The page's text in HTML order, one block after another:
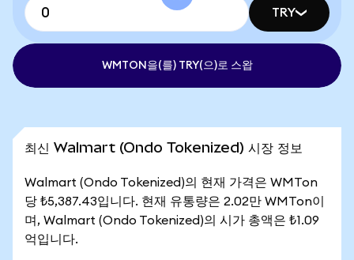
TRY
WMTON을(를) TRY(으)로 스왑
최신 Walmart (Ondo Tokenized) 시장 정보
Walmart (Ondo Tokenized)의 현재 가격은 WMTon
당 ₺5,387.43입니다. 현재 유통량은 2.02만 WMTon이
며, Walmart (Ondo Tokenized)의 시가 총액은 ₺1.09
억입니다.